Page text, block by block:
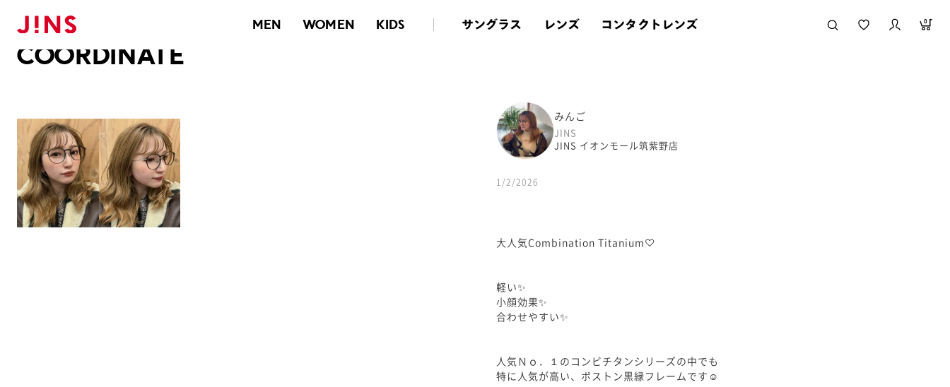
MEN WOMEN KIDS サングラス レンズ コンタクトレンズ 0
メガネのJINS TOP
COORDINATE
みんご
JINS
JINS イオンモール筑紫野店
1/2/2026
大人気Combination Titanium♡
軽い✨
小顔効果✨
合わせやすい✨
人気Ｎｏ．１のコンビチタンシリーズの中でも
特に人気が高い、ボストン黒縁フレームです☺️